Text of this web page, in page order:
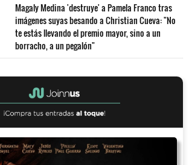
Magaly Medina 'destruye' a Pamela Franco tras
imágenes suyas besando a Christian Cueva: "No
te estás llevando el premio mayor, sino a un
borracho, a un pegalón"